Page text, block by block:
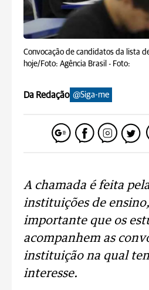
Convocação de candidatos da lista
hoje/Foto: Agência Brasil - Foto:
Da Redação @Siga-me
A chamada é feita
instituições de
importante que os
acompanhem as
instituição na qual
interesse.